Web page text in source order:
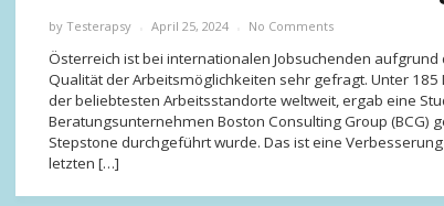
by Testerapsy April 25, 2024 No Comments
Österreich ist bei internationalen Jobsuchenden
Qualität der Arbeitsmöglichkeiten sehr gefragt. Unter
der beliebtesten Arbeitsstandorte weltweit, ergab eine
Beratungsunternehmen Boston Consulting Group (BCG)
Stepstone durchgeführt wurde. Das ist eine
letzten […]